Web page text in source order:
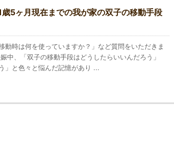
5ヶ月現在までの我が家の双子の移動手段
動時は何を使っていますか？」など質問をいただきま
中、「双子の移動手段はどうしたらいいんだろう」
」と色々と悩んだ記憶があり ...